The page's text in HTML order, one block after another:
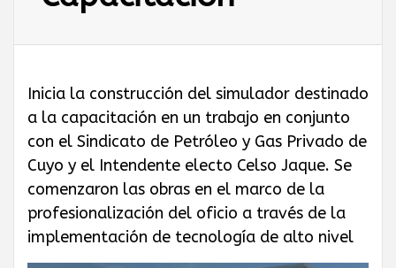
DEL
PETRÓLEO,
GAS PRIVADO
Y QUÍMICOS DE
CUYO
Inicia la construcción del simulador destinado
a la capacitación en un trabajo en conjunto
con el Sindicato de Petróleo y Gas Privado de
Cuyo y el Intendente electo Celso Jaque. Se
comenzaron las obras en el marco de la
profesionalización del oficio a través de la
implementación de tecnología de alto nivel